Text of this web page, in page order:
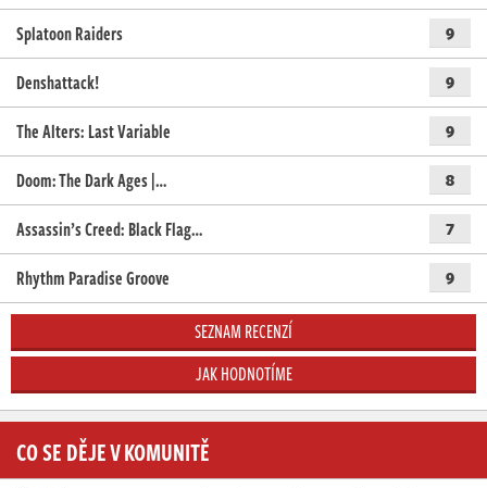
Splatoon Raiders 9
Denshattack! 9
The Alters: Last Variable 9
Doom: The Dark Ages |… 8
Assassin’s Creed: Black Flag… 7
Rhythm Paradise Groove 9
SEZNAM RECENZÍ
JAK HODNOTÍME
CO SE DĚJE V KOMUNITĚ